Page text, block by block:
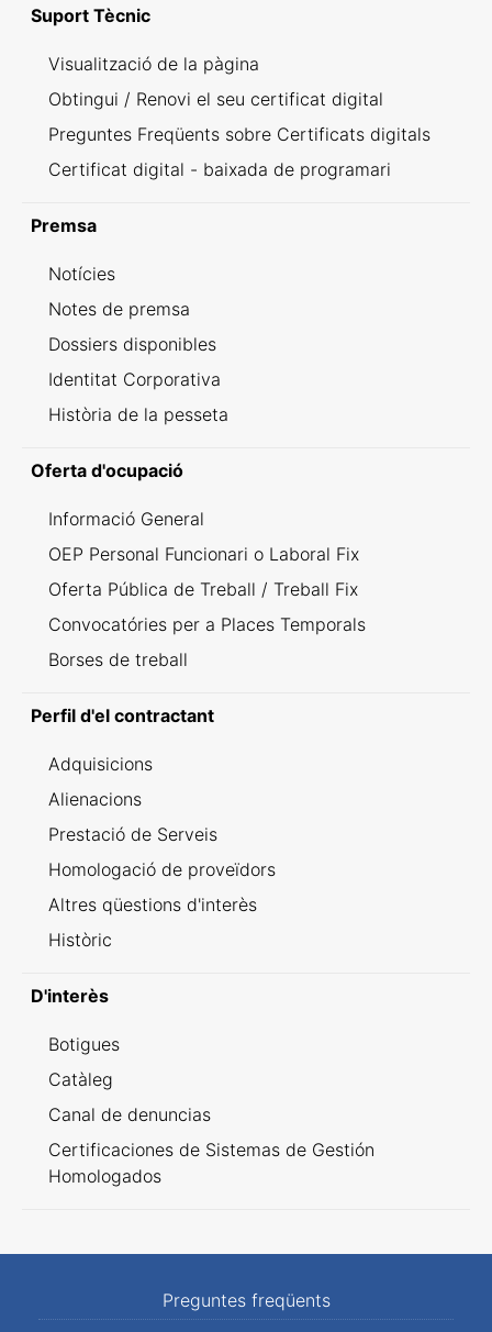
Suport Tècnic
Visualització de la pàgina
Obtingui / Renovi el seu certificat digital
Preguntes Freqüents sobre Certificats digitals
Certificat digital - baixada de programari
Premsa
Notícies
Notes de premsa
Dossiers disponibles
Identitat Corporativa
Història de la pesseta
Oferta d'ocupació
Informació General
OEP Personal Funcionari o Laboral Fix
Oferta Pública de Treball / Treball Fix
Convocatóries per a Places Temporals
Borses de treball
Perfil d'el contractant
Adquisicions
Alienacions
Prestació de Serveis
Homologació de proveïdors
Altres qüestions d'interès
Històric
D'interès
Botigues
Catàleg
Canal de denuncias
Certificaciones de Sistemas de Gestión
Homologados
Preguntes freqüents